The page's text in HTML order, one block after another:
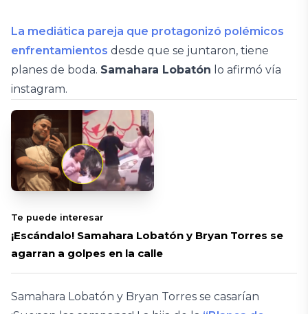
La mediática pareja que protagonizó polémicos
enfrentamientos desde que se juntaron, tiene
planes de boda. Samahara Lobatón lo afirmó vía
instagram.
Te puede interesar
¡Escándalo! Samahara Lobatón y Bryan Torres se
agarran a golpes en la calle
Samahara Lobatón y Bryan Torres se casarían